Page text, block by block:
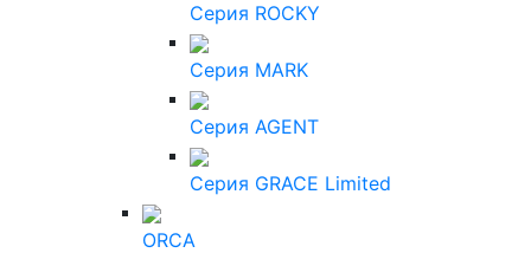
Серия ROCKY
Серия MARK
Серия AGENT
Серия GRACE Limited
ORCA